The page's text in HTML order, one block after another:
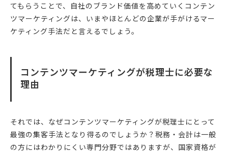
てもらうことで、自社のブランド価値を高めていくコンテン
ツマーケティングは、いまやほとんどの企業が手がけるマー
ケティング手法だと言えるでしょう。
コンテンツマーケティングが税理士に必要な
理由
それでは、なぜコンテンツマーケティングが税理士にとって
最強の集客手法となり得るのでしょうか？税務・会計は一般
の方にはわかりにくい専門分野ではありますが、国家資格が